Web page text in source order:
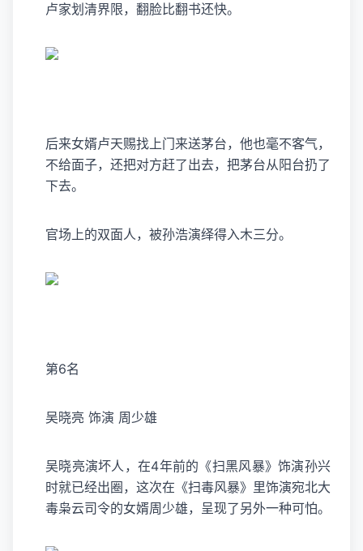
卢家划清界限，翻脸比翻书还快。
后来女婿卢天赐找上门来送茅台，他也毫不客气，
不给面子，还把对方赶了出去，把茅台从阳台扔了
下去。
官场上的双面人，被孙浩演绎得入木三分。
第6名
吴晓亮 饰演 周少雄
吴晓亮演坏人，在4年前的《扫黑风暴》饰演孙兴
时就已经出圈，这次在《扫毒风暴》里饰演宛北大
毒枭云司令的女婿周少雄，呈现了另外一种可怕。